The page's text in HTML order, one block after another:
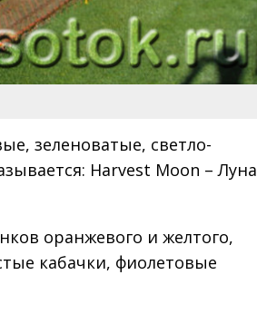
зеленоватые, светло-
Harvest Moon – Луна
оранжевого и желтого,
кабачки, фиолетовые